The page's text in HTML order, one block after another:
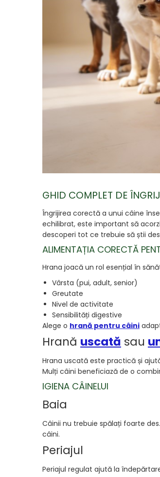
GHID COMPLET DE
Îngrijirea corectă a unui câine
echilibrat, este important să
descoperi tot ce trebuie să știi
ALIMENTAȚIA CORECTĂ
Hrana joacă un rol esențial în
Vârsta (pui, adult, senior)
Greutate
Nivel de activitate
Sensibilități digestive
Alege o hrană pentru câini
Hrană uscată sau
Hrana uscată este practică și
Mulți câini beneficiază de o
IGIENA CÂINELUI
Baia
Câinii nu trebuie spălați foarte
câini.
Periajul
Periajul regulat ajută la